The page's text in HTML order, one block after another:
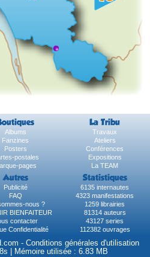
La Tribu
Albums
Travaux
Fanzines
Ateliers
Posters
Conférences
postales
Expositions
pages La TEAM
Autres Statistiques
Publicité
6135 internautes
FAQ
4323 manifestations
nous ?
1259 librairies
BIENFAITEUR
81314 auteurs
contacter
43127 series
Confidentialité
112382 ouvrages
- Conditions générales d'utilisation
| Mémoire utilisée : 6.83 MB